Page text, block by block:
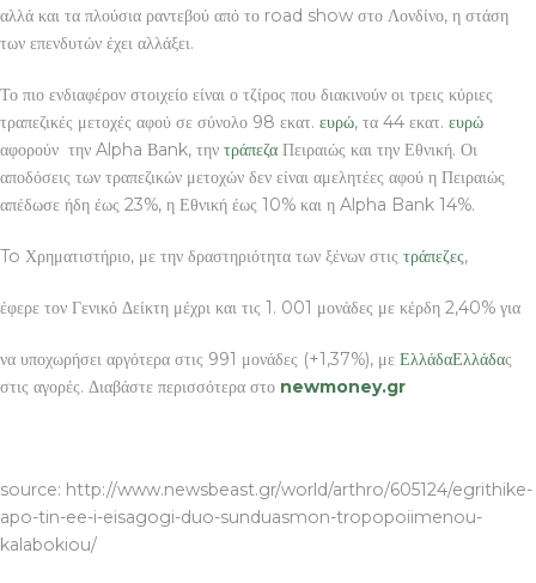
αλλά και τα πλούσια ραντεβού από το road show στο Λονδίνο, η στάση
των επενδυτών έχει αλλάξει.
Το πιο ενδιαφέρον στοιχείο είναι ο τζίρος που διακινούν οι τρεις κύριες
τραπεζικές μετοχές αφού σε σύνολο 98 εκατ. ευρώ, τα 44 εκατ. ευρώ
αφορούν την Alpha Βank, την τράπεζα Πειραιώς και την Εθνική. Οι
αποδόσεις των τραπεζικών μετοχών δεν είναι αμελητέες αφού η Πειραιώς
απέδωσε ήδη έως 23%, η Εθνική έως 10% και η Alpha Bank 14%.
To Χρηματιστήριο, με την δραστηριότητα των ξένων στις τράπεζες,
έφερε τον Γενικό Δείκτη μέχρι και τις 1. 001 μονάδες με κέρδη 2,40% για
να υποχωρήσει αργότερα στις 991 μονάδες (+1,37%), με ΕλλάδαΕλλάδας
στις αγορές. Διαβάστε περισσότερα στο newmoney.gr
source: http://www.newsbeast.gr/world/arthro/605124/egrithike-
apo-tin-ee-i-eisagogi-duo-sunduasmon-tropopoiimenou-
kalabokiou/